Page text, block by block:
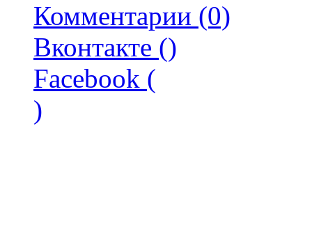
Комментарии (0)
Вконтакте ()
Facebook (
)